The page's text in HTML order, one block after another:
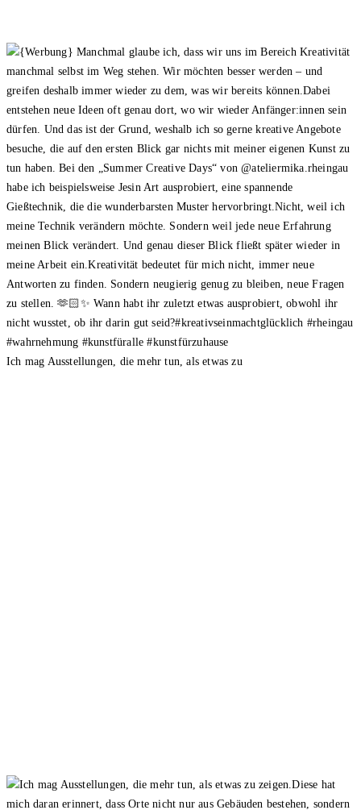
Ich mag Ausstellungen, die mehr tun, als etwas zu